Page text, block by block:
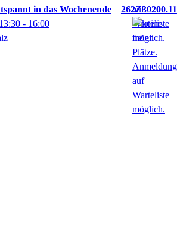
in das Wochenende
262Z30200.11
13:30 - 16:00